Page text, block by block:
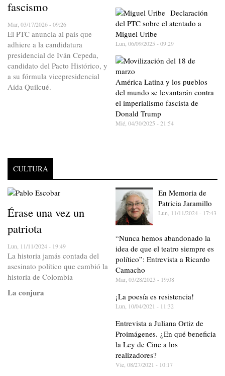
fascismo
Mar, 03/17/2026 - 09:26
El PTC anuncia al país que
adhiere a la candidatura
presidencial de Iván Cepeda,
candidato del Pacto Histórico, y
a su fórmula vicepresidencial
Aída Quilcué.
Declaración
del PTC sobre el atentado a
Miguel Uribe
Lun, 06/09/2025 - 09:29
América Latina y los pueblos
del mundo se levantarán contra
el imperialismo fascista de
Donald Trump
Mié, 04/30/2025 - 21:54
CULTURA
Érase una vez un
patriota
Lun, 11/11/2024 - 19:49
La historia jamás contada del
asesinato político que cambió la
historia de Colombia
La conjura
En Memoria de
Patricia Jaramillo
Lun, 11/11/2024 - 17:43
“Nunca hemos abandonado la
idea de que el teatro siempre es
político”: Entrevista a Ricardo
Camacho
Mar, 03/28/2023 - 19:08
¡La poesía es resistencia!
Lun, 10/04/2021 - 11:32
Entrevista a Juliana Ortiz de
Proimágenes. ¿En qué beneficia
la Ley de Cine a los
realizadores?
Vie, 08/27/2021 - 10:17